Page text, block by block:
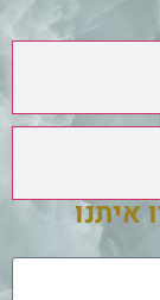
איתנו